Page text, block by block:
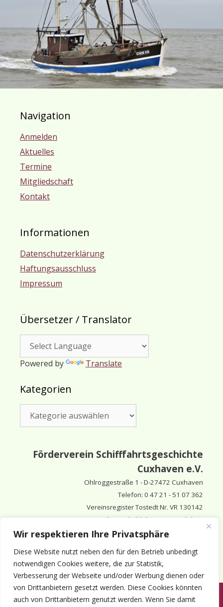
Wir respektieren Ihre Privatsphäre
Diese Website nutzt neben den für den Betrieb unbedingt
notwendigen Cookies weitere, die zur Statistik,
Verbesserung der Webseite und/oder Werbung dienen oder
von Drittanbietern gesetzt werden. Diese Cookies könnten
auch von Drittanbietern genutzt werden. Wenn Sie damit
Navigation
Anmelden
Aktuelles
Termine
Mitgliedschaft
Kontakt
Informationen
Datenschutzerklärung
Haftungsausschluss
Impressum
Übersetzer / Translator
Powered by Translate
Kategorien
Förderverein Schifffahrtsgeschichte
Cuxhaven e.V.
Ohlroggestraße 1 - D-27472 Cuxhaven
Telefon: 0 47 21 - 51 07 362
Vereinsregister Tostedt Nr. VR 130142
Vorsitzender & inhaltlich Verantwortlicher:
Horst Huthsfeldt
Stellv. Vorsitzender: Eberhard Hewicker
Anmelden Aktuelles Termine Mitgliedschaft Kontakt